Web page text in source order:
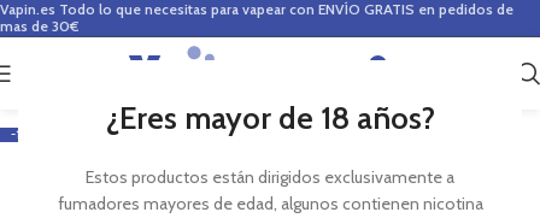
¿Eres mayor de 18 años?
Estos productos están dirigidos exclusivamente a
fumadores mayores de edad, algunos contienen nicotina
Vapin.es Todo lo que necesitas para vapear con ENVÍO GRATIS en pedidos de
mas de 30€
0
-12%